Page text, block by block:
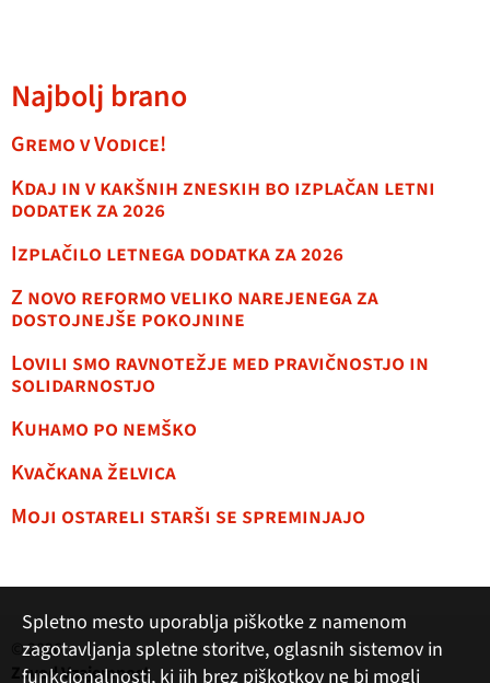
Najbolj brano
Gremo v Vodice!
Kdaj in v kakšnih zneskih bo izplačan letni
dodatek za 2026
Izplačilo letnega dodatka za 2026
Z novo reformo veliko narejenega za
dostojnejše pokojnine
Lovili smo ravnotežje med pravičnostjo in
solidarnostjo
Kuhamo po nemško
Kvačkana želvica
Moji ostareli starši se spreminjajo
© 2026
Zavod Vzajemnost
Spletno mesto uporablja piškotke z namenom
zagotavljanja spletne storitve, oglasnih sistemov in
funkcionalnosti, ki jih brez piškotkov ne bi mogli